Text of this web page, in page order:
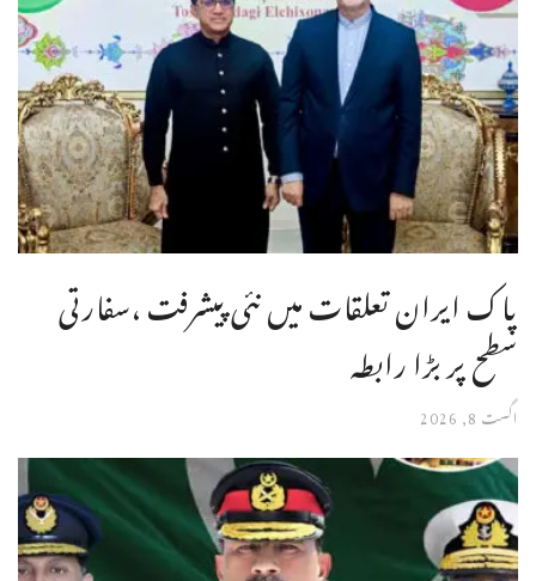
پاک ایران تعلقات میں نئی پیشرفت ،سفارتی
سطح پر بڑا رابطہ
اگست 8, 2026